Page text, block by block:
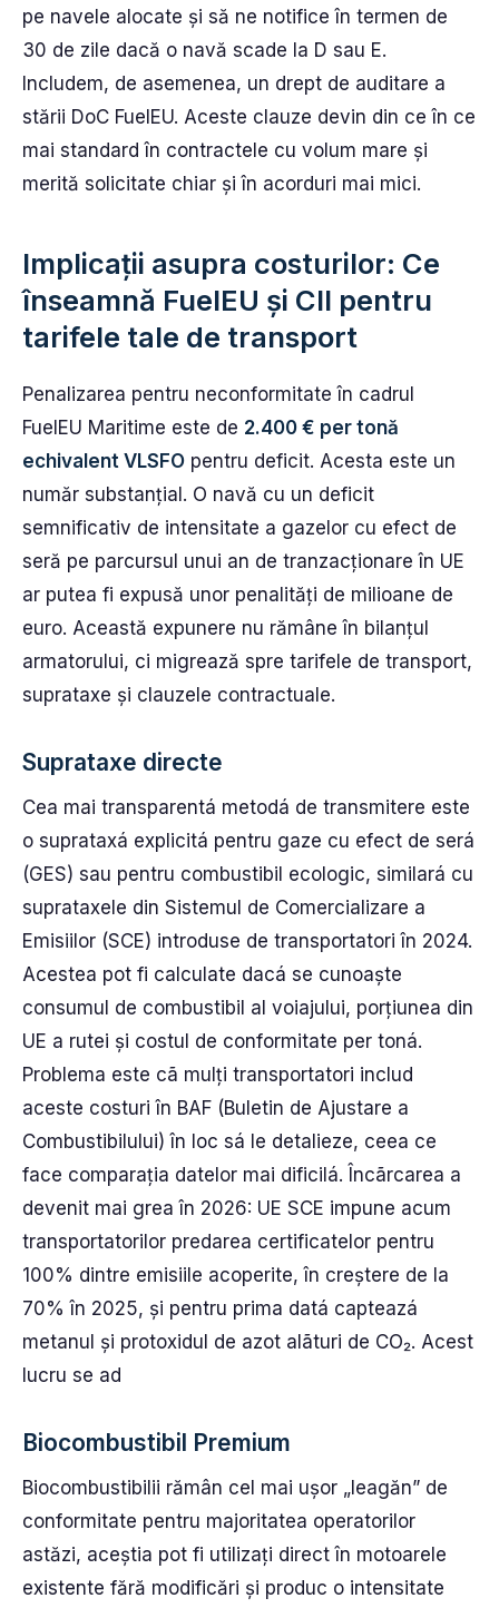
pe navele alocate și să ne notifice în termen de
30 de zile dacă o navă scade la D sau E.
Includem, de asemenea, un drept de auditare a
stării DoC FuelEU. Aceste clauze devin din ce în ce
mai standard în contractele cu volum mare și
merită solicitate chiar și în acorduri mai mici.
Implicații asupra costurilor: Ce
înseamnă FuelEU și CII pentru
tarifele tale de transport
Penalizarea pentru neconformitate în cadrul
FuelEU Maritime este de 2.400 € per tonă
echivalent VLSFO pentru deficit. Acesta este un
număr substanțial. O navă cu un deficit
semnificativ de intensitate a gazelor cu efect de
seră pe parcursul unui an de tranzacționare în UE
ar putea fi expusă unor penalități de milioane de
euro. Această expunere nu rămâne în bilanțul
armatorului, ci migrează spre tarifele de transport,
suprataxe și clauzele contractuale.
Suprataxe directe
Cea mai transparentá metodá de transmitere este
o suprataxá explicitá pentru gaze cu efect de será
(GES) sau pentru combustibil ecologic, similará cu
suprataxele din Sistemul de Comercializare a
Emisiilor (SCE) introduse de transportatori în 2024.
Acestea pot fi calculate dacá se cunoaște
consumul de combustibil al voiajului, porțiunea din
UE a rutei și costul de conformitate per toná.
Problema este cã mulți transportatori includ
aceste costuri în BAF (Buletin de Ajustare a
Combustibilului) în loc sá le detalieze, ceea ce
face comparația datelor mai dificilá. Încãrcarea a
devenit mai grea în 2026: UE SCE impune acum
transportatorilor predarea certificatelor pentru
100% dintre emisiile acoperite, în creștere de la
70% în 2025, și pentru prima datá capteazá
metanul și protoxidul de azot alãturi de CO₂. Acest
lucru se ad
Biocombustibil Premium
Biocombustibilii rămân cel mai ușor „leagăn” de
conformitate pentru majoritatea operatorilor
astăzi, aceștia pot fi utilizați direct în motoarele
existente fără modificări și produc o intensitate